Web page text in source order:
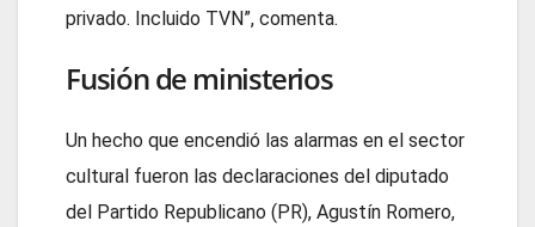
privado. Incluido TVN”, comenta.
Fusión de ministerios
Un hecho que encendió las alarmas en el sector
cultural fueron las declaraciones del diputado
del Partido Republicano (PR), Agustín Romero,